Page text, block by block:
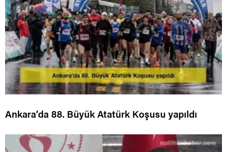
Ankara’da 88. Büyük Atatürk Koşusu yapıldı